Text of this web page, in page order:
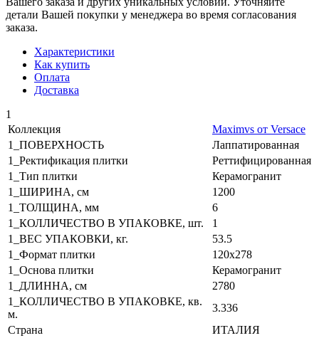
детали Вашей покупки у менеджера во время согласования
заказа.
Характеристики
Как купить
Оплата
Доставка
1
Коллекция
Maximvs от Versace
1_ПОВЕРХНОСТЬ
Лаппатированная
1_Ректификация плитки
Реттифицированная
1_Тип плитки
Керамогранит
1_ШИРИНА, cм
1200
1_ТОЛЩИНА, мм
6
1_КОЛЛИЧЕСТВО В УПАКОВКЕ, шт.
1
1_ВЕС УПАКОВКИ, кг.
53.5
1_Формат плитки
120x278
1_Основа плитки
Керамогранит
1_ДЛИННА, cм
2780
1_КОЛЛИЧЕСТВО В УПАКОВКЕ, кв.
м.
3.336
Страна
ИТАЛИЯ